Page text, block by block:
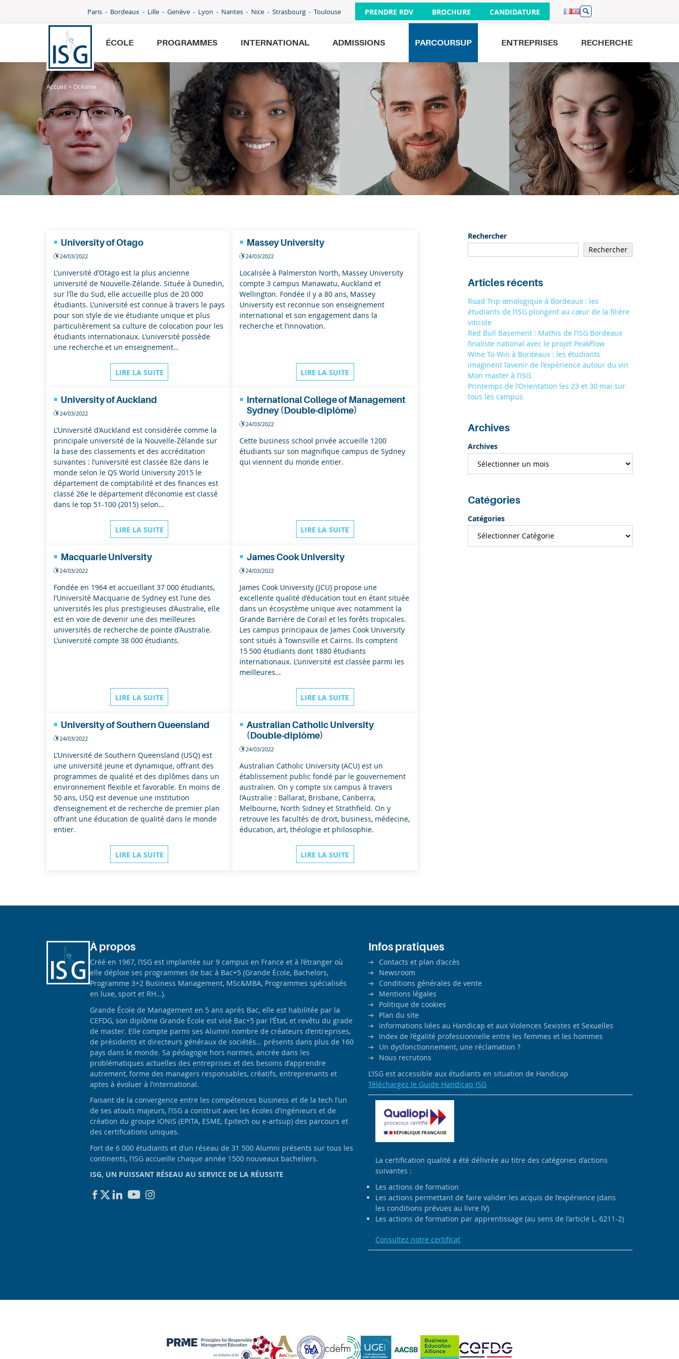
Paris Bordeaux Lille Genève Lyon Nantes Nice Strasbourg Toulouse PRENDRE RDV BROCHURE CANDIDATURE
ÉCOLE PROGRAMMES INTERNATIONAL ADMISSIONS PARCOURSUP ENTREPRISES RECHERCHE
École
Programmes
International
Admissions
Entreprises
Recherche
Venez nous rencontrer
JOURNÉES PORTES OUVERTES
26/09 À PARIS 9H - 16H
19/09 À BORDEAUX 9H - 16H
01/10 À LILLE 17H - 20H
À TOULOUSE 9H - 13H
Accueil > Océanie
University of Otago
24/03/2022
L’université d’Otago est la plus ancienne
université de Nouvelle-Zélande. Située à Dunedin,
sur l’île du Sud, elle accueille plus de 20 000
étudiants. L’université est connue à travers le pays
pour son style de vie étudiante unique et plus
particulièrement sa culture de colocation pour les
étudiants internationaux. L’université possède
une recherche et un enseignement…
LIRE LA SUITE
Massey University
24/03/2022
Localisée à Palmerston North, Massey University
compte 3 campus Manawatu, Auckland et
Wellington. Fondée il y a 80 ans, Massey
University est reconnue son enseignement
international et son engagement dans la
recherche et l’innovation.
LIRE LA SUITE
University of Auckland
24/03/2022
L’Université d’Auckland est considérée comme la
principale université de la Nouvelle-Zélande sur
la base des classements et des accréditation
suivantes : l’université est classée 82e dans le
monde selon le QS World University 2015 le
département de comptabilité et des finances est
classé 26e le département d’économie est classé
dans le top 51-100 (2015) selon…
LIRE LA SUITE
International College of Management
Sydney (Double-diplôme)
24/03/2022
Cette business school privée accueille 1200
étudiants sur son magnifique campus de Sydney
qui viennent du monde entier.
LIRE LA SUITE
Macquarie University
24/03/2022
Fondée en 1964 et accueillant 37 000 étudiants,
l’Université Macquarie de Sydney est l’une des
universités les plus prestigieuses d’Australie, elle
est en voie de devenir une des meilleures
universités de recherche de pointe d’Australie.
L’université compte 38 000 étudiants.
LIRE LA SUITE
James Cook University
24/03/2022
James Cook University (JCU) propose une
excellente qualité d’éducation tout en étant située
dans un écosystème unique avec notamment la
Grande Barrière de Corail et les forêts tropicales.
Les campus principaux de James Cook University
sont situés à Townsville et Cairns. Ils comptent
15 500 étudiants dont 1880 étudiants
internationaux. L’université est classée parmi les
meilleures…
LIRE LA SUITE
University of Southern Queensland
24/03/2022
L’Université de Southern Queensland (USQ) est
une université jeune et dynamique, offrant des
programmes de qualité et des diplômes dans un
environnement flexible et favorable. En moins de
50 ans, USQ est devenue une institution
d’enseignement et de recherche de premier plan
offrant une éducation de qualité dans le monde
entier.
LIRE LA SUITE
Australian Catholic University
(Double-diplôme)
24/03/2022
Australian Catholic University (ACU) est un
établissement public fondé par le gouvernement
australien. On y compte six campus à travers
l’Australie : Ballarat, Brisbane, Canberra,
Melbourne, North Sidney et Strathfield. On y
retrouve les facultés de droit, business, médecine,
éducation, art, théologie et philosophie.
LIRE LA SUITE
Rechercher
Rechercher
Articles récents
Road Trip œnologique à Bordeaux : les
étudiants de l’ISG plongent au cœur de la filière
viticole
Red Bull Basement : Mathis de l’ISG Bordeaux
finaliste national avec le projet PeakFlow
Wine To Win à Bordeaux : les étudiants
imaginent l’avenir de l’expérience autour du vin
Mon master à l’ISG
Printemps de l’Orientation les 23 et 30 mai sur
tous les campus
Archives
Archives
Catégories
Catégories
À propos
Créé en 1967, l’ISG est implantée sur 9 campus en France et à l’étranger où
elle déploie ses programmes de bac à Bac+5 (Grande École, Bachelors,
Programme 3+2 Business Management, MSc&MBA, Programmes spécialisés
en luxe, sport et RH…).
Grande École de Management en 5 ans après Bac, elle est habilitée par la
CEFDG, son diplôme Grande École est visé Bac+5 par l’État, et revêtu du grade
de master. Elle compte parmi ses Alumni nombre de créateurs d’entreprises,
de présidents et directeurs généraux de sociétés… présents dans plus de 160
pays dans le monde. Sa pédagogie hors normes, ancrée dans les
problématiques actuelles des entreprises et des besoins d’apprendre
autrement, forme des managers responsables, créatifs, entreprenants et
aptes à évoluer à l’international.
Faisant de la convergence entre les compétences business et de la tech l’un
de ses atouts majeurs, l’ISG a construit avec les écoles d’ingénieurs et de
création du groupe IONIS (EPITA, ESME, Epitech ou e-artsup) des parcours et
des certifications uniques.
Fort de 6 000 étudiants et d’un réseau de 31 500 Alumni présents sur tous les
continents, l’ISG accueille chaque année 1500 nouveaux bacheliers.
ISG, UN PUISSANT RÉSEAU AU SERVICE DE LA RÉUSSITE
Infos pratiques
Contacts et plan d’accès
Newsroom
Conditions générales de vente
Mentions légales
Politique de cookies
Plan du site
Informations liées au Handicap et aux Violences Sexistes et Sexuelles
Index de l’égalité professionnelle entre les femmes et les hommes
Un dysfonctionnement, une réclamation ?
Nous recrutons
L’ISG est accessible aux étudiants en situation de Handicap
Téléchargez le Guide Handicap ISG
La certification qualité a été délivrée au titre des catégories d’actions
suivantes :
Les actions de formation
Les actions permettant de faire valider les acquis de l’expérience (dans
les conditions prévues au livre IV)
Les actions de formation par apprentissage (au sens de l’article L. 6211-2)
Consultez notre certificat